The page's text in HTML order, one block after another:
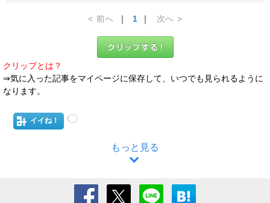
< 前へ ｜ 1 ｜ 次へ >
クリップとは？
⇒気に入った記事をマイページに保存して、いつでも見られるように
なります。
イイね！
もっと見る